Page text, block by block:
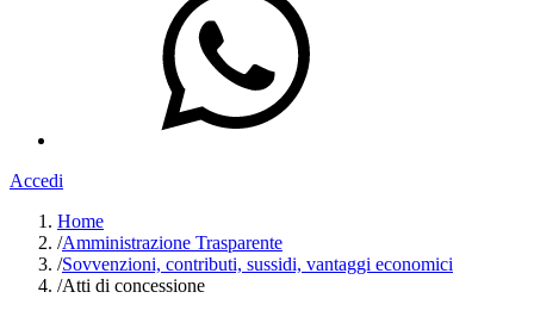
Accedi
Home
/Amministrazione Trasparente
/Sovvenzioni, contributi, sussidi, vantaggi economici
/Atti di concessione